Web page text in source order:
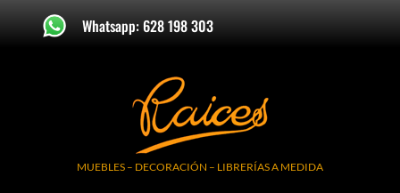
Whatsapp: 628 198 303
MUEBLES – DECORACIÓN – LIBRERÍAS A MEDIDA